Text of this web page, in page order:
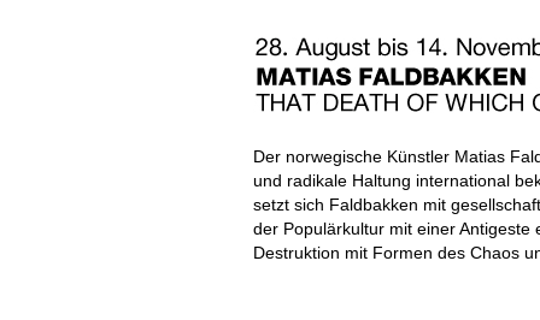
Der norwegische Künstler Matias
und radikale Haltung international
setzt sich Faldbakken mit
der Populärkultur mit einer
Destruktion mit Formen des Chaos